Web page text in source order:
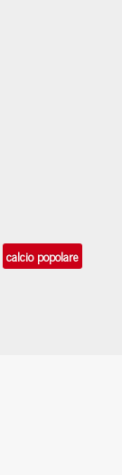
calcio popolare